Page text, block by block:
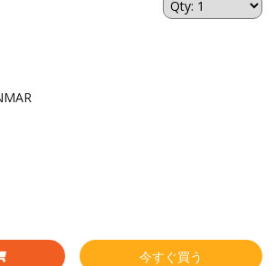
今すぐ買う